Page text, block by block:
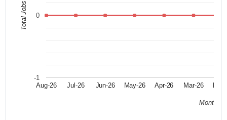
Aug-26 Jul-26 Jun-26 May-26 Apr-26 Mar-26
-1
0
Month
Total Jobs